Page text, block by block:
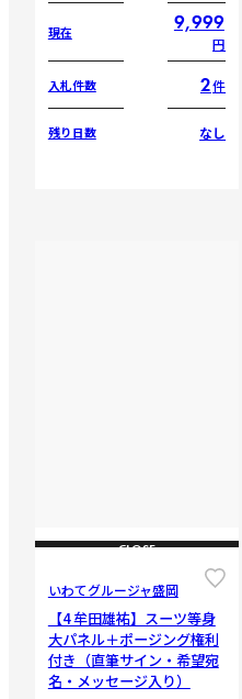
現在 9,999
円
入札件数 2件
残り日数 なし
CLOSE
いわてグルージャ盛岡
【4 牟田雄祐】スーツ等身
大パネル＋ポージング権利
付き（直筆サイン・希望宛
名・メッセージ入り）